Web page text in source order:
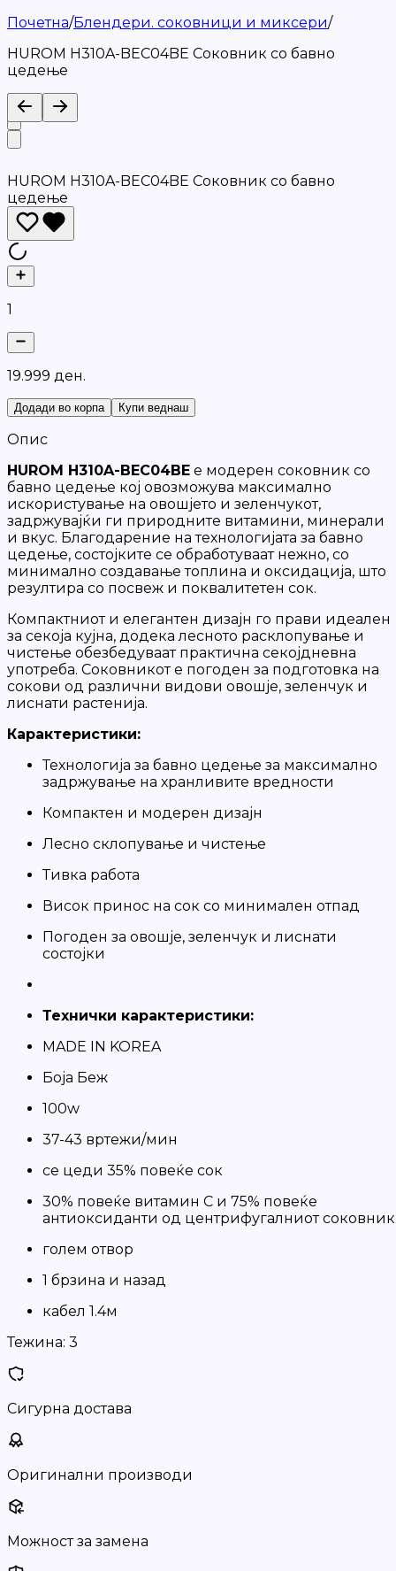
Почетна/Блендери. соковници и миксери/
HUROM H310A-BEC04BE Соковник со бавно
цедење
HUROM H310A-BEC04BE Соковник со бавно
цедење
1
19.999 ден.
Додади во корпа Купи веднаш
Опис
HUROM H310A-BEC04BE е модерен соковник со
бавно цедење кој овозможува максимално
искористување на овошјето и зеленчукот,
задржувајќи ги природните витамини, минерали
и вкус. Благодарение на технологијата за бавно
цедење, состојките се обработуваат нежно, со
минимално создавање топлина и оксидација, што
резултира со посвеж и поквалитетен сок.
Компактниот и елегантен дизајн го прави идеален
за секоја кујна, додека лесното расклопување и
чистење обезбедуваат практична секојдневна
употреба. Соковникот е погоден за подготовка на
сокови од различни видови овошје, зеленчук и
лиснати растенија.
Карактеристики:
Технологија за бавно цедење за максимално
задржување на хранливите вредности
Компактен и модерен дизајн
Лесно склопување и чистење
Тивка работа
Висок принос на сок со минимален отпад
Погоден за овошје, зеленчук и лиснати
состојки
Технички карактеристики:
MADE IN KOREA
Боја Беж
100w
37-43 вртежи/мин
се цеди 35% повеќe сок
30% повеќе витамин C и 75% повеќе
антиоксиданти од центрифугалниот соковник
голем отвор
1 брзина и назад
кабел 1.4м
Тежина: 3
Сигурна достава
Оригинални производи
Можност за замена